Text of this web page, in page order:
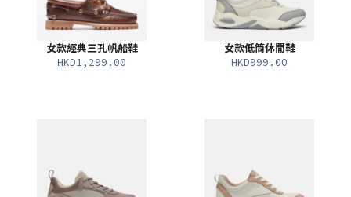
女款經典三孔帆船鞋
HKD1,299.00
女款低筒休閒鞋
HKD999.00